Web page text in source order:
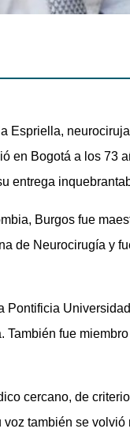
Espriella,
en Bogotá a los 73
entrega
Burgos fue
de Neurocirugía y
fue
cercano, de
también se volvió